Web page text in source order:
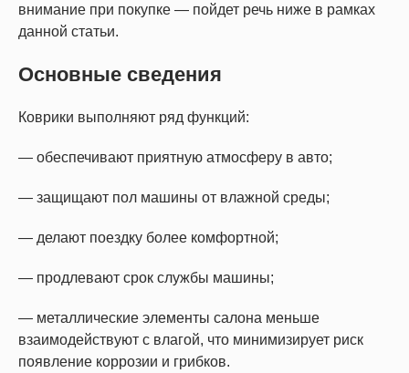
внимание при покупке — пойдет речь ниже в рамках
данной статьи.
Основные сведения
Коврики выполняют ряд функций:
— обеспечивают приятную атмосферу в авто;
— защищают пол машины от влажной среды;
— делают поездку более комфортной;
— продлевают срок службы машины;
— металлические элементы салона меньше
взаимодействуют с влагой, что минимизирует риск
появление коррозии и грибков.